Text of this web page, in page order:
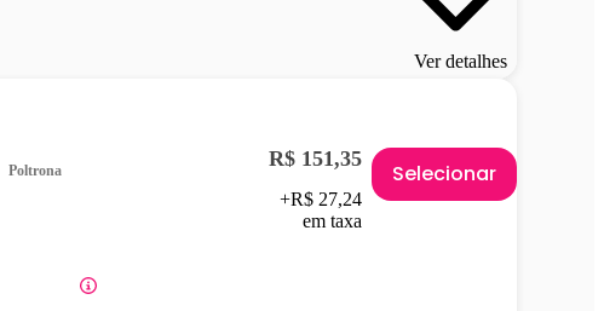
Ver detalhes
Poltrona R$ 151,35
+R$ 27,24
em taxa
Selecionar